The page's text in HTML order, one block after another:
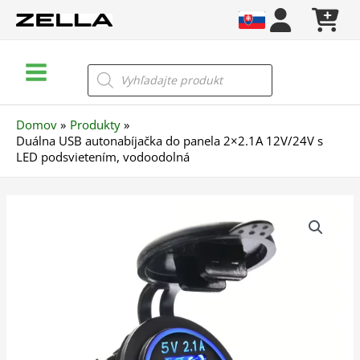
Menu
Products
search
Domov
Produkty
Duálna USB autonabíjačka do panela 2×2.1A 12V/24V s
LED podsvietením, vodoodolná